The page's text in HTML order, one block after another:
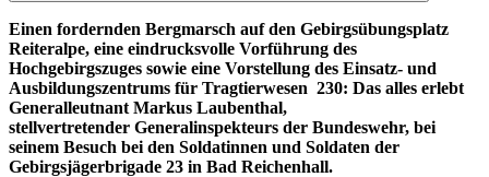
Einen fordernden Bergmarsch auf den Gebirgsübungsplatz
Reiteralpe, eine eindrucksvolle Vorführung des
Hochgebirgszuges sowie eine Vorstellung des Einsatz- und
Ausbildungszentrums für Tragtierwesen 230: Das alles erlebt
Generalleutnant Markus Laubenthal,
stellvertretender Generalinspekteurs der Bundeswehr, bei
seinem Besuch bei den Soldatinnen und Soldaten der
Gebirgsjägerbrigade 23 in Bad Reichenhall.